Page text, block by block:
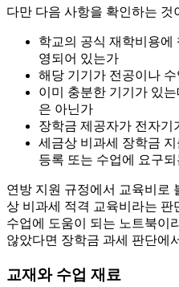
다만 다음 사항을 확인하는 것
학교의 공식 재학비용에
영되어 있는가
해당 기기가 전공이나
이미 충분한 기기가 있
은 아닌가
장학금 제공자가 전자
세금상 비과세 장학금
등록 또는 수업에 요구
연방 지원 규정에서 교육비로
상 비과세 적격 교육비라는 판
수업에 도움이 되는 노트북이
않았다면 장학금 과세 판단에
교재와 수업 재료